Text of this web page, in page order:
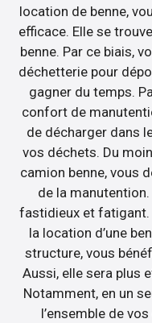
location de benne,
efficace. Elle se
benne. Par ce biais,
déchetterie pour
gagner du temps.
confort de
de décharger dans
vos déchets. Du
camion benne, vous
de la
fastidieux et fatigant.
la location d’une
structure, vous
Aussi, elle sera plus
Notamment, en un
l’ensemble de